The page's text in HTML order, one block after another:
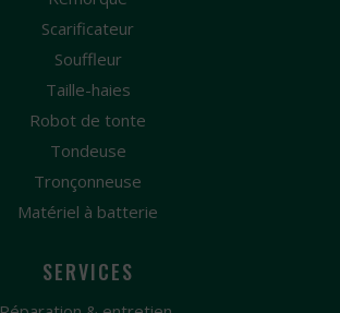
Scarificateur
Souffleur
Taille-haies
Robot de tonte
Tondeuse
Tronçonneuse
Matériel à batterie
SERVICES